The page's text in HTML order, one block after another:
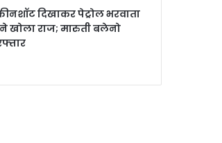
दिखाकर पेट्रोल भरवाता
खोला राज; मारुती बलेनो